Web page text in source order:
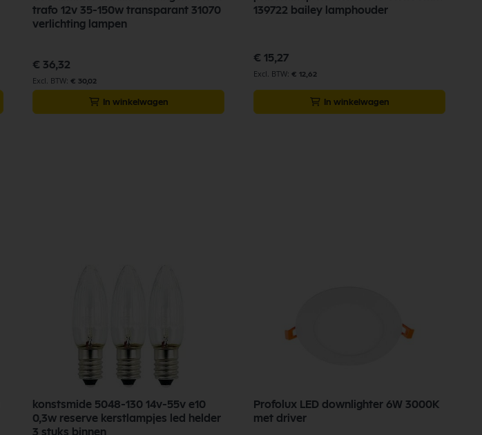
trafo 12v 35-150w transparant 31070
verlichting lampen
€ 36,32
€ 30,02
In winkelwagen
139722 bailey lamphouder
€ 15,27
€ 12,62
In winkelwagen
konstsmide 5048-130 14v-55v e10
0,3w reserve kerstlampjes led helder
3 stuks binnen
Profolux LED downlighter 6W 3000K
met driver